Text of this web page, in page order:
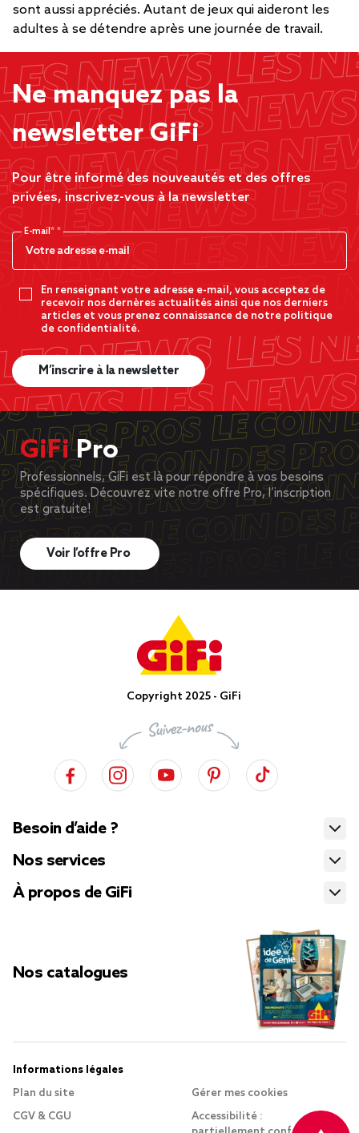
sont aussi appréciés. Autant de jeux qui aideront les
adultes à se détendre après une journée de travail.
Ne manquez pas la
newsletter GiFi
Pour être informé des nouveautés et des offres
privées, inscrivez-vous à la newsletter
E-mail*
En renseignant votre adresse e-mail, vous acceptez de
recevoir nos dernères actualités ainsi que nos derniers
articles et vous prenez connaissance de notre politique
de confidentialité.
M’inscrire à la newsletter
GiFiPro
Professionnels, GiFi est là pour répondre à vos besoins
spécifiques. Découvrez vite notre offre Pro, l’inscription
est gratuite!
Voir l’offre Pro
Copyright 2025 - GiFi
Besoin d’aide ?
Nos services
À propos de GiFi
Nos catalogues
Informations légales
Plan du site
CGV & CGU
Gérer mes cookies
Accessibilité :